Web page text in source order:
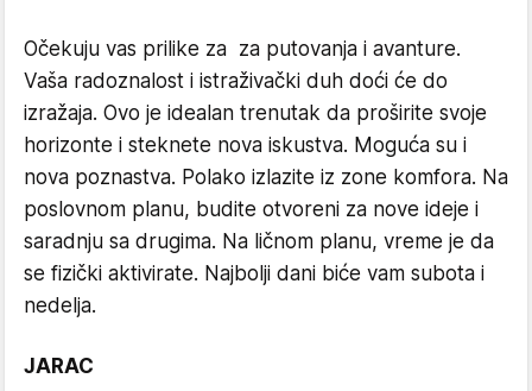
Očekuju vas prilike za za putovanja i avanture.
Vaša radoznalost i istraživački duh doći će do
izražaja. Ovo je idealan trenutak da proširite svoje
horizonte i steknete nova iskustva. Moguća su i
nova poznastva. Polako izlazite iz zone komfora. Na
poslovnom planu, budite otvoreni za nove ideje i
saradnju sa drugima. Na ličnom planu, vreme je da
se fizički aktivirate. Najbolji dani biće vam subota i
nedelja.
JARAC